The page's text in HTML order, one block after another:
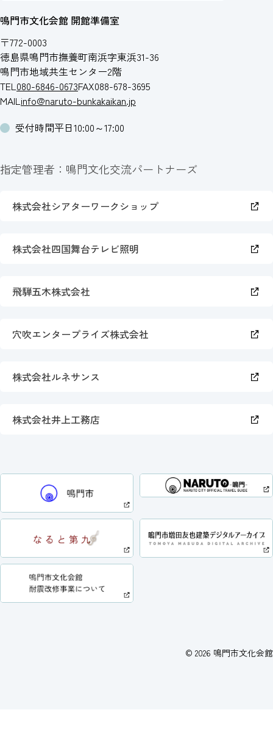
鳴門市文化会館 開館準備室
〒772-0003
徳島県鳴門市撫養町南浜字東浜31-36
鳴門市地域共生センター2階
TEL080-6846-0673FAX088-678-3695
MAILinfo@naruto-bunkakaikan.jp
受付時間平日10:00～17:00
指定管理者 鳴門文化交流パートナーズ
株式会社シアターワークショップ
株式会社四国舞台テレビ照明
飛騨五木株式会社
穴吹エンタープライズ株式会社
株式会社ルネサンス
株式会社井上工務店
© 2026 鳴門市文化会館